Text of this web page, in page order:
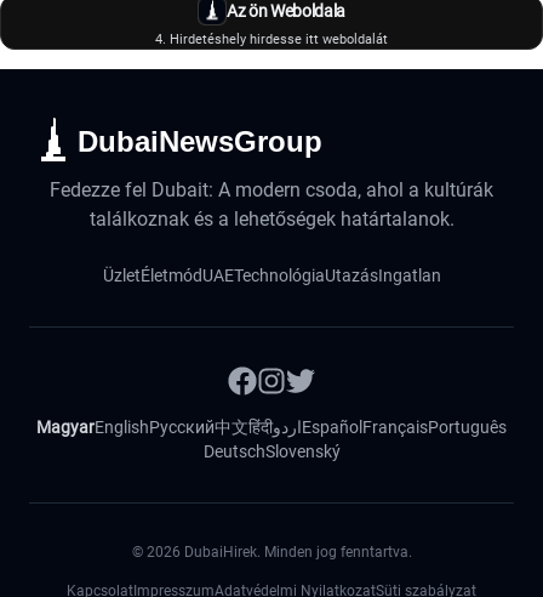
Az ön Weboldala
4. Hirdetéshely hirdesse itt weboldalát
DubaiNewsGroup
Fedezze fel Dubait: A modern csoda, ahol a kultúrák
találkoznak és a lehetőségek határtalanok.
ÜzletÉletmódUAETechnológiaUtazásIngatlan
MagyarEnglishРусский中文हिंदीاردوEspañol FrançaisPortuguês
DeutschSlovenský
© 2026 DubaiHirek. Minden jog fenntartva.
Kapcsolat ImpresszumAdatvédelmi NyilatkozatSüti szabályzat